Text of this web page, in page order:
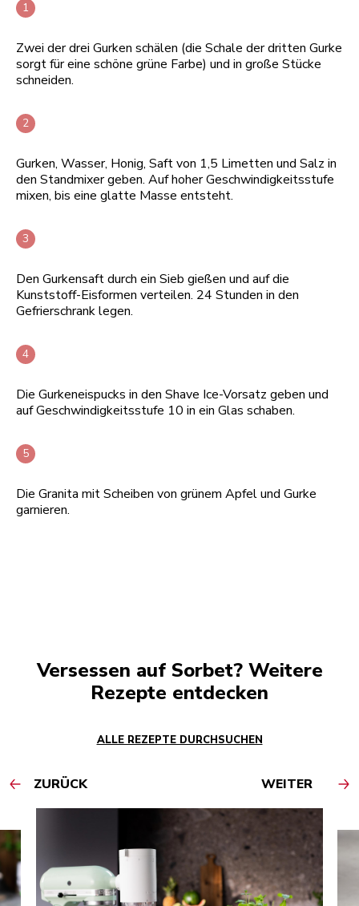
Zwei der drei Gurken schälen (die Schale der dritten Gurke
sorgt für eine schöne grüne Farbe) und in große Stücke
schneiden.
Gurken, Wasser, Honig, Saft von 1,5 Limetten und Salz in
den Standmixer geben. Auf hoher Geschwindigkeitsstufe
mixen, bis eine glatte Masse entsteht.
Den Gurkensaft durch ein Sieb gießen und auf die
Kunststoff-Eisformen verteilen. 24 Stunden in den
Gefrierschrank legen.
Die Gurkeneispucks in den Shave Ice-Vorsatz geben und
auf Geschwindigkeitsstufe 10 in ein Glas schaben.
Die Granita mit Scheiben von grünem Apfel und Gurke
garnieren.
Versessen auf Sorbet? Weitere
Rezepte entdecken
ALLE REZEPTE DURCHSUCHEN
ZURÜCK WEITER